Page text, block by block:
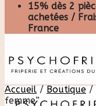
15% dès 2
achetées /
France
Accueil / Boutique /
femme”